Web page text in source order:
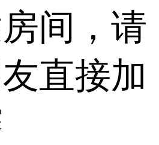
间，请
直接加